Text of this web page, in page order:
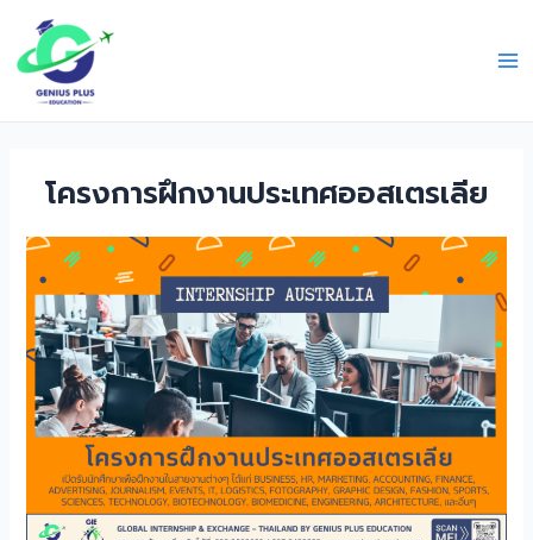
content
โครงการฝึกงานประเทศออสเตรเลีย